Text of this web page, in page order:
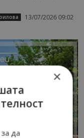
13/07/2026 09:02
×
да